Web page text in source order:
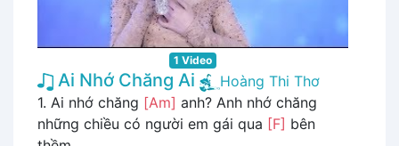
1 Video
Ai Nhớ Chăng Ai
Hoàng Thi Thơ
1. Ai nhớ chăng [Am] anh? Anh nhớ chăng
những chiều có người em gái qua [F] bên